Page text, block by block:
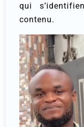
qui
contenu.